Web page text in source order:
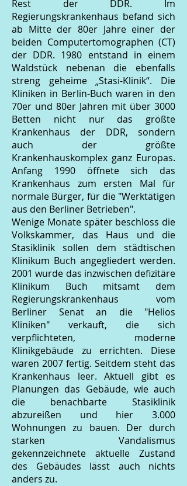
Rest der DDR. Im
Regierungskrankenhaus befand sich
ab Mitte der 80er Jahre einer der
beiden Computertomographen (CT)
der DDR. 1980 entstand in einem
Waldstück nebenan die ebenfalls
streng geheime „Stasi-Klinik“. Die
Kliniken in Berlin-Buch waren in den
70er und 80er Jahren mit über 3000
Betten nicht nur das größte
Krankenhaus der DDR, sondern
auch der größte
Krankenhauskomplex ganz Europas.
Anfang 1990 öffnete sich das
Krankenhaus zum ersten Mal für
normale Bürger, für die "Werktätigen
aus den Berliner Betrieben".
Wenige Monate später beschloss die
Volkskammer, das Haus und die
Stasiklinik sollen dem städtischen
Klinikum Buch angegliedert werden.
2001 wurde das inzwischen defizitäre
Klinikum Buch mitsamt dem
Regierungskrankenhaus vom
Berliner Senat an die "Helios
Kliniken" verkauft, die sich
verpflichteten, moderne
Klinikgebäude zu errichten. Diese
waren 2007 fertig. Seitdem steht das
Krankenhaus leer. Aktuell gibt es
Planungen das Gebäude, wie auch
die benachbarte Stasiklinik
abzureißen und hier 3.000
Wohnungen zu bauen. Der durch
starken Vandalismus
gekennzeichnete aktuelle Zustand
des Gebäudes lässt auch nichts
anders zu.